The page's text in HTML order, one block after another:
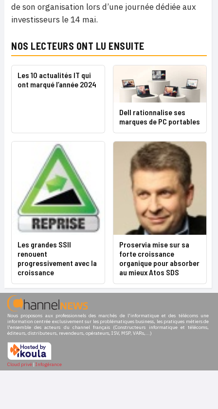
de son organisation lors d’une journée dédiée aux
investisseurs le 14 mai.
NOS LECTEURS ONT LU ENSUITE
Les 10 actualités IT qui
ont marqué l’année 2024
Dell rationnalise ses
marques de PC portables
Les grandes SSII
renouent
progressivement avec la
croissance
Proservia mise sur sa
forte croissance
organique pour absorber
au mieux Atos SDS
Nous proposons aux professionnels des marchés de l'informatique et des télécoms une
information centrée exclusivement sur les problématiques business, les pratiques métiers de
l'ensemble des acteurs du channel français (Constructeurs informatique et télécoms,
éditeurs, distributeurs, revendeurs, opérateurs, ISV, MSP, VARs,...)
Cloud privé | Infogérance